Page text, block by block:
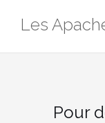
Les
Pour